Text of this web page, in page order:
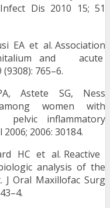
Dis 2010 15; 51
EA et al. Association
and acute
765–6.
Astete SG, Ness
women with
pelvic inflammatory
2006: 30184.
HC et al. Reactive
analysis of the
Oral Maxillofac Surg